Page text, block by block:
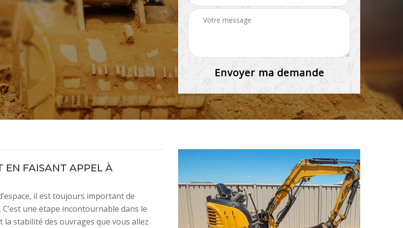
EN FAISANT APPEL À
il est toujours important de
une étape incontournable dans le
la stabilité des ouvrages que vous allez